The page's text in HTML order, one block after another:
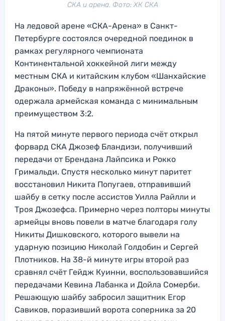
СКА и арена. Фото: ХК СКА
На ледовой арене «СКА-Арена» в Санкт-
Петербурге состоялся очередной поединок в
рамках регулярного чемпионата
Континентальной хоккейной лиги между
местным СКА и китайским клубом «Шанхайские
Драконы». Победу в напряжённой встрече
одержала армейская команда с минимальным
преимуществом 3:2.
На пятой минуте первого периода счёт открыл
форвард СКА Джозеф Бландизи, получивший
передачи от Брендана Лайпсика и Рокко
Гримальди. Спустя несколько минут паритет
восстановил Никита Попугаев, отправивший
шайбу в сетку после ассистов Уилла Райлли и
Троя Джозефса. Примерно через полторы минуты
армейцы вновь повели в матче благодаря голу
Никиты Дишковского, которого вывели на
ударную позицию Николай Голдобин и Сергей
Плотников. На 38-й минуте игры второй раз
сравнял счёт Гейдж Куинни, воспользовавшийся
передачами Кевина Лабанка и Дойла Сомерби.
Решающую шайбу забросил защитник Егор
Савиков, поразивший ворота соперника за 20